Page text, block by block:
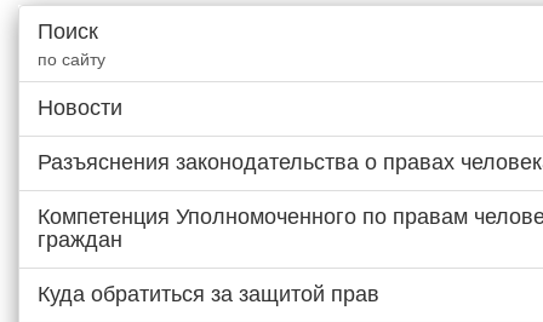
Поиск
по сайту
Новости
Разъяснения законодательства о правах
Компетенция Уполномоченного по правам
граждан
Куда обратиться за защитой прав